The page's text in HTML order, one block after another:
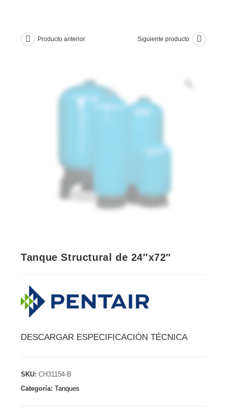
Producto anterior Siguiente producto
Tanque Structural de 24″x72″
DESCARGAR ESPECIFICACIÓN TÉCNICA
SKU:CH31154-B
Categoría:Tanques